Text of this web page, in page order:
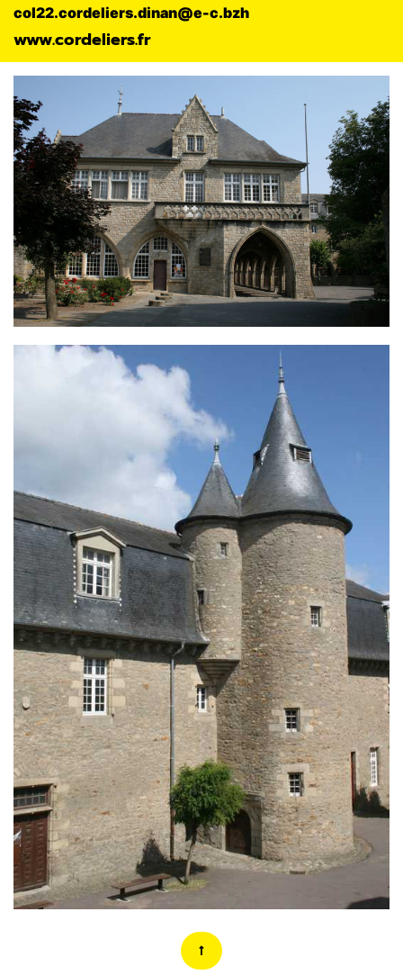
col22.cordeliers.dinan@e-c.bzh
www.cordeliers.fr